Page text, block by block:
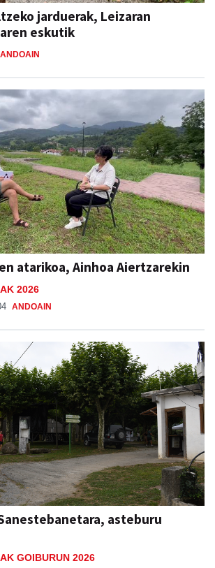
jarduerak, Leizaran
eskutik
ANDOAIN
atarikoa, Ainhoa Aiertzarekin
2026
ANDOAIN
asteburu
GOIBURUN 2026